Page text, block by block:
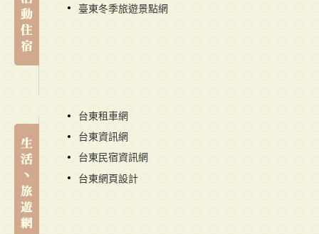
臺東冬季旅遊景點網
台東租車網
台東資訊網
台東民宿資訊網
台東網頁設計